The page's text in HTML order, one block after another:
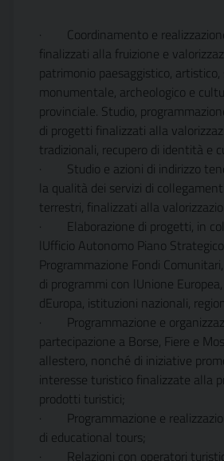
·
Coordinamento e
finalizzati alla fruizione e
patrimonio paesaggistico, artistico,
monumentale, archeologico e
provinciale. Studio,
di progetti finalizzati alla
tradizionali, recupero di identità e
·
Studio e azioni di indirizzo
la qualità dei servizi di
terrestri, finalizzati alla
·
Elaborazione di progetti, in
lUfficio Autonomo Piano
Programmazione Fondi
di programmi con lUnione
dEuropa, istituzioni nazionali,
·
Programmazione e
partecipazione a Borse, Fiere e
allestero, nonché di iniziative
interesse turistico finalizzate alla
prodotti turistici;
·
Programmazione e
di educational tours;
·
Relazioni con operatori